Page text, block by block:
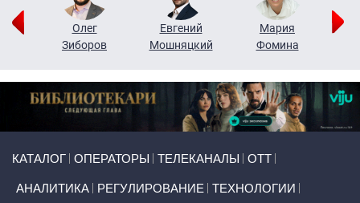
Олег
Зиборов
Евгений
Мошняцкий
Мария
Фомина
КАТАЛОГ ОПЕРАТОРЫ ТЕЛЕКАНАЛЫ ОТТ
АНАЛИТИКА РЕГУЛИРОВАНИЕ ТЕХНОЛОГИИ